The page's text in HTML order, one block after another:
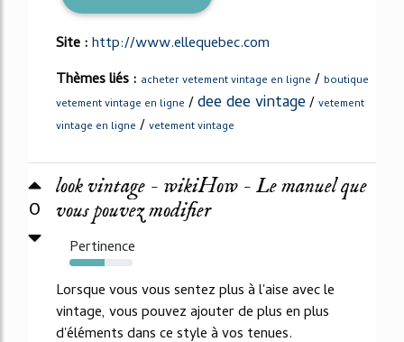
Site :http://www.ellequebec.com
Thèmes liés : acheter vetement vintage en ligne / boutique
vetement vintage en ligne /dee dee vintage/ vetement
vintage en ligne / vetement vintage
0
look vintage - wikiHow - Le manuel que
vous pouvez modifier
Pertinence
55%
Lorsque vous vous sentez plus à l'aise avec le
vintage, vous pouvez ajouter de plus en plus
d'éléments dans ce style à vos tenues.